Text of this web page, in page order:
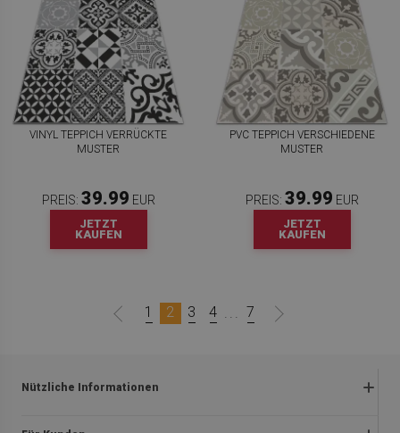
VINYL TEPPICH VERRÜCKTE
MUSTER
PREIS: 39.99 EUR
JETZT
KAUFEN
PVC TEPPICH VERSCHIEDENE
MUSTER
PREIS: 39.99 EUR
JETZT
KAUFEN
1 2 3 4 ... 7
Nützliche Informationen
Rückgabe und beanstandungen